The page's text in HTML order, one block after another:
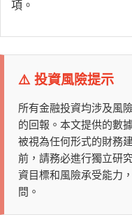
項。
⚠️ 投資風險提示
所有金融投資均涉及風
的回報。本文提供的數
被視為任何形式的財務
前，請務必進行獨立研
資目標和風險承受能力
問。